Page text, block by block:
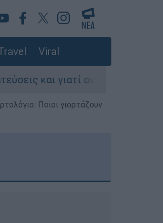
Viral
αντιδρούν οι ΗΠΑ
Ποιοι γιορτάζουν